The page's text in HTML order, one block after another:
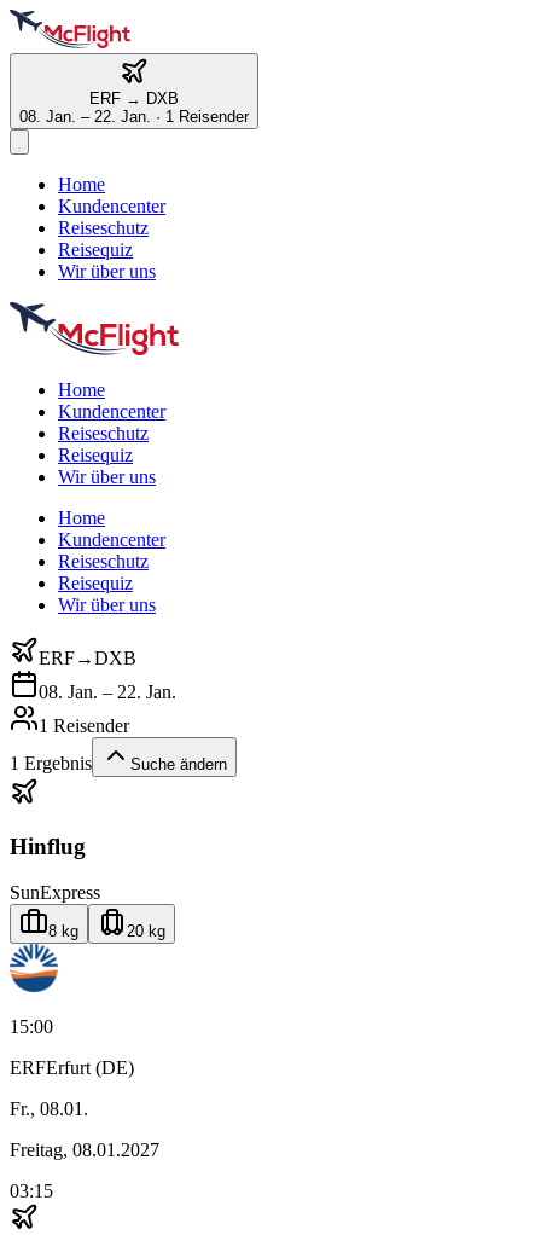
ERF → DXB
08. Jan. – 22. Jan. · 1 Reisender
Home
Kundencenter
Reiseschutz
Reisequiz
Wir über uns
Home
Kundencenter
Reiseschutz
Reisequiz
Wir über uns
Home
Kundencenter
Reiseschutz
Reisequiz
Wir über uns
ERF→DXB
08. Jan. – 22. Jan.
1 Reisender
1 Ergebnis Suche ändern
Hinflug
SunExpress
8 kg 20 kg
15:00
ERFErfurt (DE)
Fr., 08.01.
Freitag, 08.01.2027
03:15